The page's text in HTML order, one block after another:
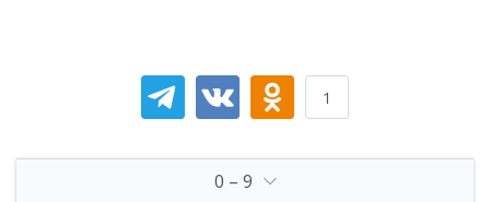
1
0 – 9